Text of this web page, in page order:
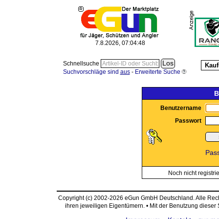
7.8.2026, 07:04:48
Schnellsuche
Suchvorschläge sind aus- Erweiterte Suche
Benutzername
Passwort
Noch nicht
Copyright (c) 2002-2026 eGun GmbH Deutschland. Alle
ihren jeweiligen Eigentümern. • Mit der Benutzung